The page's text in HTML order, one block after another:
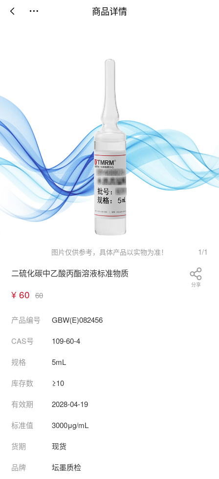
商品详情
 
图片仅供参考，具体产品以实物为准！ 1/1
二硫化碳中乙酸丙酯溶液标准物质
¥ 60 60
分享
产品编号 GBW(E)082456
CAS号 109-60-4
规格 5mL
库存数 ≥10
有效期 2028-04-19
标准值 3000μg/mL
货期 现货
品牌 坛墨质检